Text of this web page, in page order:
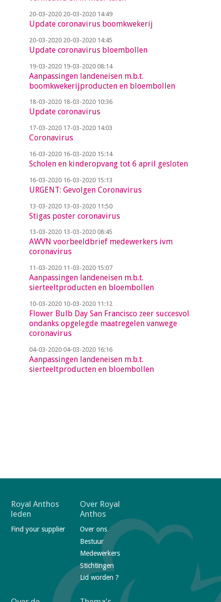
20-03-202020-03-2020 14:49
Update coronavirus boomkwekerij
20-03-202020-03-2020 14:45
Update coronavirus bloembollen
19-03-202019-03-2020 08:14
Aanpassingen landeneisen m.b.t.
boomkwekerijproducten en bloembollen
18-03-202018-03-2020 10:36
Update coronavirus
17-03-202017-03-2020 14:03
Coronavirus
16-03-202016-03-2020 15:14
Scholen en kinderopvang tot 6 april gesloten
16-03-202016-03-2020 15:13
URGENT: Gevolgen Coronavirus
13-03-202013-03-2020 11:50
Stigas poster coronavirus
13-03-202013-03-2020 08:45
AWVN voorbeeldbrief medewerkers ivm
coronavirus
11-03-202011-03-2020 15:07
Aanpassingen landeneisen m.b.t.
sierteeltproducten en bloembollen
10-03-202010-03-2020 11:12
Flower Bulb Day San Francisco zeer succesvol
ondanks opgelegde maatregelen vanwege
coronavirus
04-03-202004-03-2020 16:16
Aanpassingen landeneisen m.b.t.
sierteeltproducten en bloembollen
F
o
o
Royal Anthos
leden
Find your supplier
Over Royal
Anthos
Over ons
Bestuur
Medewerkers
Stichtingen
Lid worden ?